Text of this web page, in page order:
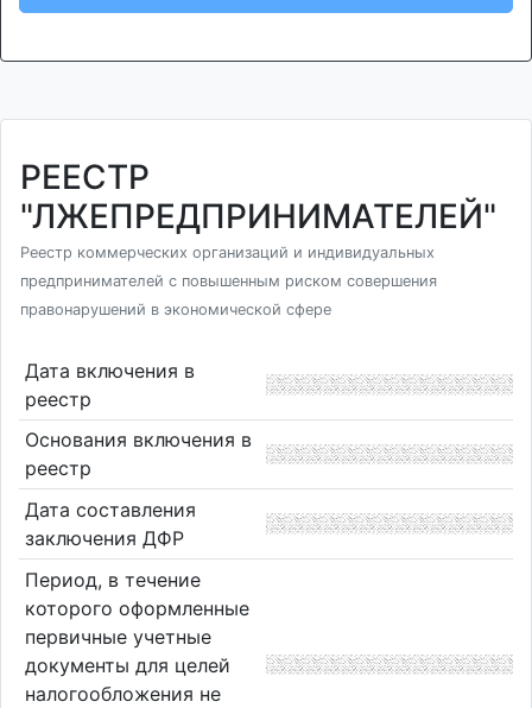
РЕЕСТР
"ЛЖЕПРЕДПРИНИМАТЕЛЕЙ"
Реестр коммерческих организаций и индивидуальных
предпринимателей с повышенным риском совершения
правонарушений в экономической сфере
Дата включения в
реестр
Основания включения в
реестр
Дата составления
заключения ДФР
Период, в течение
которого оформленные
первичные учетные
документы для целей
налогообложения не